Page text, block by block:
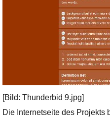
[Bild: Thunderbid 9.jpg]
Die Internetseite des Projekts